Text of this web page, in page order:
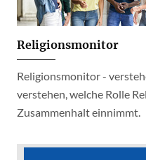
Religionsmonitor
Religionsmonitor -
verstehen, welche Rolle
Zusammenhalt einnimmt.